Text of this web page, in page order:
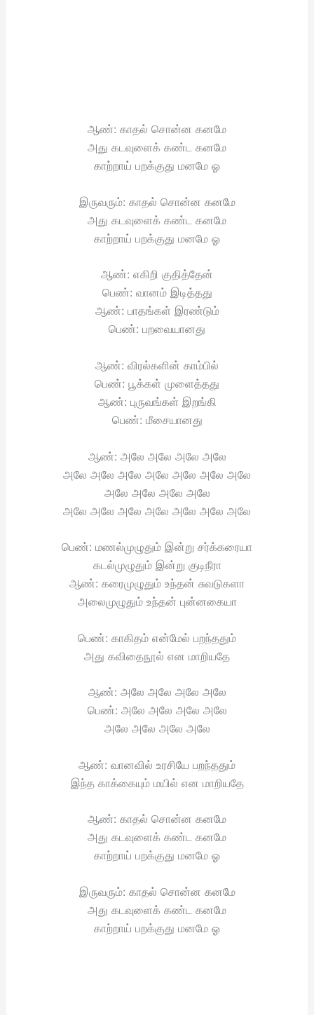
ஆண்: காதல் சொன்ன கனமே
அது கடவுளைக் கண்ட கனமே
காற்றாய் பறக்குது மனமே ஓ
இருவரும்: காதல் சொன்ன கனமே
அது கடவுளைக் கண்ட கனமே
காற்றாய் பறக்குது மனமே ஓ
ஆண்: எகிறி குதித்தேன்
பெண்: வானம் இடித்தது
ஆண்: பாதங்கள் இரண்டும்
பெண்: பறவையானது
ஆண்: விரல்களின் காம்பில்
பெண்: பூக்கள் முளைத்தது
ஆண்: புருவங்கள் இறங்கி
பெண்: மீசையானது
ஆண்: அலே அலே அலே அலே
அலே அலே அலே அலே அலே அலே அலே
அலே அலே அலே அலே
அலே அலே அலே அலே அலே அலே அலே
பெண்: மணல்முழுதும் இன்று சர்க்கரையா
கடல்முழுதும் இன்று குடிநீரா
ஆண்: கரைமுழுதும் உந்தன் சுவடுகளா
அலைமுழுதும் உந்தன் புன்னகையா
பெண்: காகிதம் என்மேல் பறந்ததும்
அது கவிதைநூல் என மாறியதே
ஆண்: அலே அலே அலே அலே
பெண்: அலே அலே அலே அலே
அலே அலே அலே அலே
ஆண்: வானவில் உரசியே பறந்ததும்
இந்த காக்கையும் மயில் என மாறியதே
ஆண்: காதல் சொன்ன கனமே
அது கடவுளைக் கண்ட கனமே
காற்றாய் பறக்குது மனமே ஓ
இருவரும்: காதல் சொன்ன கனமே
அது கடவுளைக் கண்ட கனமே
காற்றாய் பறக்குது மனமே ஓ